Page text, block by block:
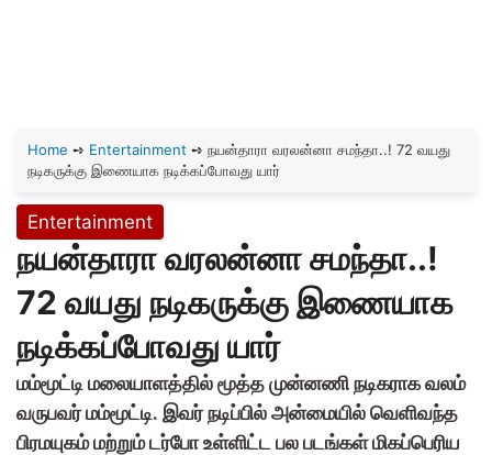
Home ➺ Entertainment ➺ நயன்தாரா வரலன்னா சமந்தா..! 72 வயது
நடிகருக்கு இணையாக நடிக்கப்போவது யார்
Entertainment
நயன்தாரா வரலன்னா சமந்தா..!
72 வயது நடிகருக்கு இணையாக
நடிக்கப்போவது யார்
மம்மூட்டி மலையாளத்தில் மூத்த முன்னணி நடிகராக வலம்
வருபவர் மம்மூட்டி. இவர் நடிப்பில் அன்மையில் வெளிவந்த
பிரமயுகம் மற்றும் டர்போ உள்ளிட்ட பல படங்கள் மிகப்பெரிய